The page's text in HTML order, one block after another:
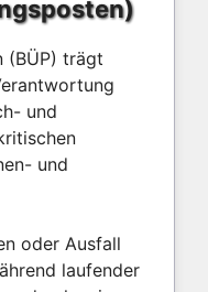
(BÜP) trägt
und
und
oder Ausfall
laufender